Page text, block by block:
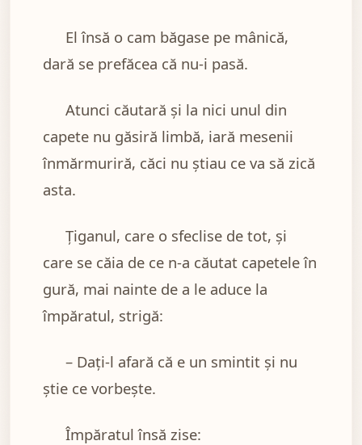
El însă o cam băgase pe mânică,
dară se prefăcea că nu-i pasă.
Atunci căutară şi la nici unul din
capete nu găsiră limbă, iară mesenii
înmărmuriră, căci nu ştiau ce va să zică
asta.
Ţiganul, care o sfeclise de tot, şi
care se căia de ce n-a căutat capetele în
gură, mai nainte de a le aduce la
împăratul, strigă:
– Daţi-l afară că e un smintit şi nu
ştie ce vorbeşte.
Împăratul însă zise: